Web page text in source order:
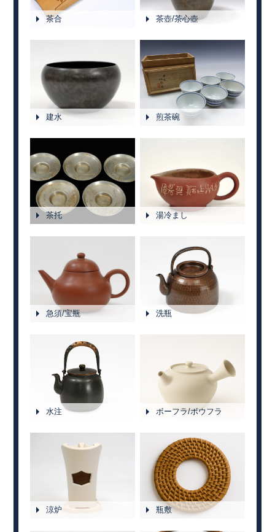
茶合 茶壺/茶心壺
建水 煎茶碗
茶托 湯冷まし
急須/宝瓶 洗瓶
水注 ボーフラ/ボウフラ
涼炉 瓶敷